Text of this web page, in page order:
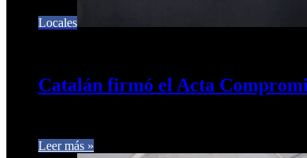
Locales
Catalán firmó el Acta
Leer más »